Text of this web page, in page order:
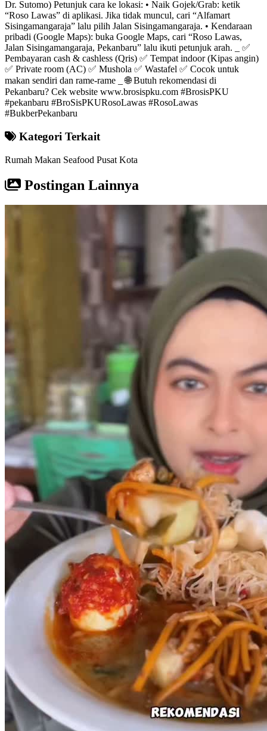
Dr. Sutomo) Petunjuk cara ke lokasi: • Naik Gojek/Grab: ketik
“Roso Lawas” di aplikasi. Jika tidak muncul, cari “Alfamart
Sisingamangaraja” lalu pilih Jalan Sisingamangaraja. • Kendaraan
pribadi (Google Maps): buka Google Maps, cari “Roso Lawas,
Jalan Sisingamangaraja, Pekanbaru” lalu ikuti petunjuk arah. _ ✅
Pembayaran cash & cashless (Qris) ✅ Tempat indoor (Kipas angin)
✅ Private room (AC) ✅ Mushola ✅ Wastafel ✅ Cocok untuk
makan sendiri dan rame-rame _ 🌐 Butuh rekomendasi di
Pekanbaru? Cek website www.brosispku.com #BrosisPKU
#pekanbaru #BroSisPKURosoLawas #RosoLawas
#BukberPekanbaru
Kategori Terkait
Rumah Makan Seafood Pusat Kota
Postingan Lainnya